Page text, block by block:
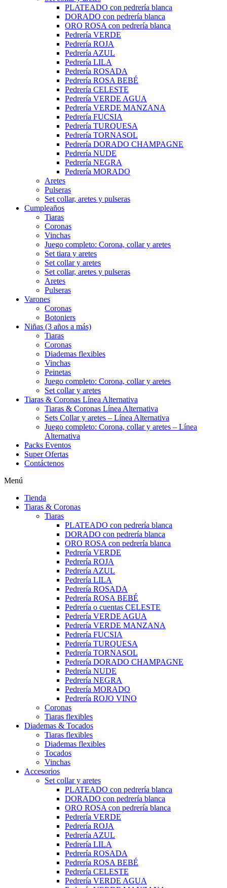
PLATEADO con pedrería blanca
DORADO con pedrería blanca
ORO ROSA con pedrería blanca
Pedrería VERDE
Pedrería ROJA
Pedrería AZUL
Pedrería LILA
Pedrería ROSADA
Pedrería ROSA BEBÉ
Pedrería CELESTE
Pedrería VERDE AGUA
Pedrería VERDE MANZANA
Pedrería FUCSIA
Pedrería TURQUESA
Pedrería TORNASOL
Pedrería DORADO CHAMPAGNE
Pedrería NUDE
Pedrería NEGRA
Pedrería MORADO
Aretes
Pulseras
Set collar, aretes y pulseras
Cumpleaños
Tiaras
Coronas
Vinchas
Juego completo: Corona, collar y aretes
Set tiara y aretes
Set collar y aretes
Set collar, aretes y pulseras
Aretes
Pulseras
Varones
Coronas
Botoniers
Niñas (3 años a más)
Tiaras
Coronas
Diademas flexibles
Vinchas
Peinetas
Juego completo: Corona, collar y aretes
Set collar y aretes
Tiaras & Coronas Línea Alternativa
Tiaras & Coronas Línea Alternativa
Sets Collar y aretes – Línea Alternativa
Juego completo: Corona, collar y aretes – Línea
Alternativa
Packs Eventos
Super Ofertas
Contáctenos
Menú
Tienda
Tiaras & Coronas
Tiaras
PLATEADO con pedrería blanca
DORADO con pedrería blanca
ORO ROSA con pedrería blanca
Pedrería VERDE
Pedrería ROJA
Pedrería AZUL
Pedrería LILA
Pedrería ROSADA
Pedrería ROSA BEBÉ
Pedrería o cuentas CELESTE
Pedrería VERDE AGUA
Pedrería VERDE MANZANA
Pedrería FUCSIA
Pedrería TURQUESA
Pedrería TORNASOL
Pedrería DORADO CHAMPAGNE
Pedrería NUDE
Pedrería NEGRA
Pedrería MORADO
Pedrería ROJO VINO
Coronas
Tiaras flexibles
Diademas & Tocados
Tiaras flexibles
Diademas flexibles
Tocados
Vinchas
Accesorios
Set collar y aretes
PLATEADO con pedrería blanca
DORADO con pedrería blanca
ORO ROSA con pedrería blanca
Pedrería VERDE
Pedrería ROJA
Pedrería AZUL
Pedrería LILA
Pedrería ROSADA
Pedrería ROSA BEBÉ
Pedrería CELESTE
Pedrería VERDE AGUA